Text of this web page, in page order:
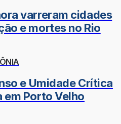
varreram cidades
e mortes no Rio
e Umidade Crítica
em Porto Velho